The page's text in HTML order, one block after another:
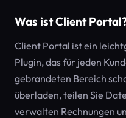
Was ist Client
Client Portal ist ein
Plugin, das für jeden
gebrandeten Bereich
überladen, teilen Sie
verwalten Rechnungen